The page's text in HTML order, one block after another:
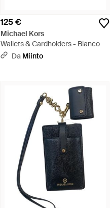
125 €
Michael Kors
Wallets & Cardholders - Bianco
Da Miinto